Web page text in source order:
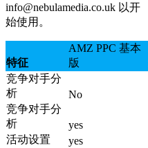
info@nebulamedia.co.uk 以开
始使用。
特征
AMZ PPC 基本
版
竞争对手分
析
No
竞争对手分
析
yes
活动设置
yes